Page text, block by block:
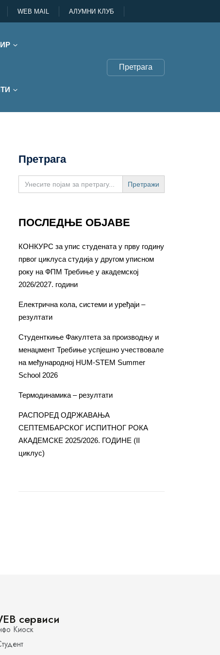
WEB MAIL АЛУМНИ КЛУБ
Претрага
Претрага
Search
for:
ПОСЛЕДЊЕ ОБЈАВЕ
КОНКУРС за упис студената у прву годину
првог циклуса студија у другом уписном
року на ФПМ Требиње у академској
2026/2027. години
Електрична кола, системи и уређаји –
резултати
Студенткиње Факултета за производњу и
менаџмент Требиње успјешно учествовале
на међународној HUM-STEM Summer
School 2026
Термодинамика – резултати
РАСПОРЕД ОДРЖАВАЊА
СЕПТЕМБАРСКОГ ИСПИТНОГ РОКА
АКАДЕМСКЕ 2025/2026. ГОДИНЕ (II
циклус)
сервиси
Киоск